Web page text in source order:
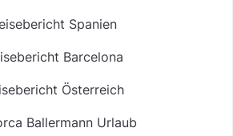
Spanien
Barcelona
Österreich
Ballermann Urlaub